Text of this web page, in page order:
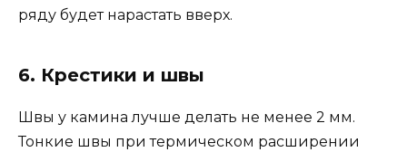
ряду будет нарастать вверх.
6. Крестики и швы
Швы у камина лучше делать не менее 2 мм.
Тонкие швы при термическом расширении